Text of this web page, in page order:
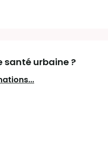
urbaine ?